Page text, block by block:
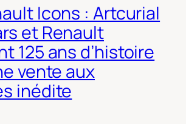
Icons : Artcurial
et Renault
125 ans d’histoire
vente aux
inédite